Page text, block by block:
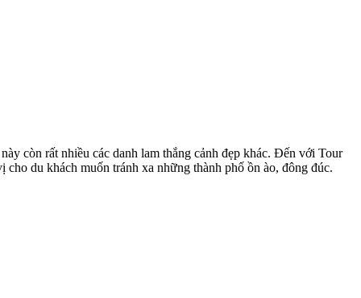
còn rất nhiều các danh lam thắng cảnh đẹp khác. Đến với Tour
du khách muốn tránh xa những thành phố ồn ào, đông đúc.